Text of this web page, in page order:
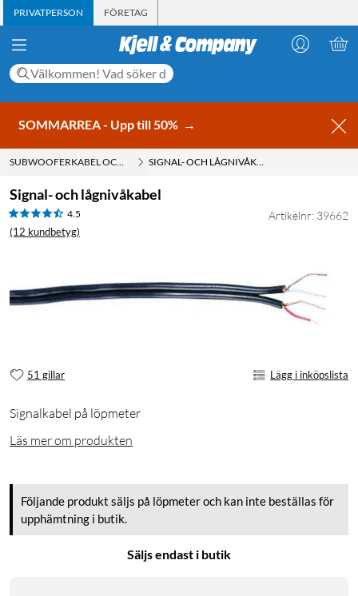
PRIVATPERSON FÖRETAG
SOMMARREA - Upp till 50% →
SUBWOOFERKABEL OCH SUB-BAS KABEL SIGNAL- OCH LÅGNIVÅKABEL
Signal- och lågnivåkabel
4.5
(12 kundbetyg)
Artikelnr: 39662
51 gillar Lägg i inköpslista
Signalkabel på löpmeter
Läs mer om produkten
Följande produkt säljs på löpmeter och kan inte beställas för
upphämtning i butik.
Säljs endast i butik